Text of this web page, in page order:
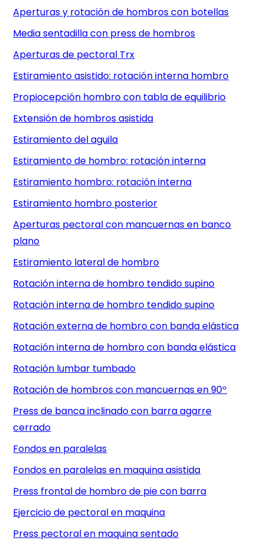
Aperturas y rotación de hombros con botellas
Media sentadilla con press de hombros
Aperturas de pectoral Trx
Estiramiento asistido: rotación interna hombro
Propiocepción hombro con tabla de equilibrio
Extensión de hombros asistida
Estiramiento del aguila
Estiramiento de hombro: rotación interna
Estiramiento hombro: rotación interna
Estiramiento hombro posterior
Aperturas pectoral con mancuernas en banco
plano
Estiramiento lateral de hombro
Rotación interna de hombro tendido supino
Rotación interna de hombro tendido supino
Rotación externa de hombro con banda elástica
Rotación interna de hombro con banda elástica
Rotación lumbar tumbado
Rotación de hombros con mancuernas en 90º
Press de banca inclinado con barra agarre
cerrado
Fondos en paralelas
Fondos en paralelas en maquina asistida
Press frontal de hombro de pie con barra
Ejercicio de pectoral en maquina
Press pectoral en maquina sentado